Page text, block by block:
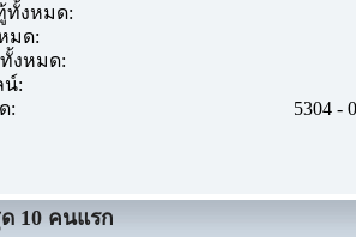
ทั้งหมด:
มด:
งหมด:
น์:
:
5304 -
10 คนแรก